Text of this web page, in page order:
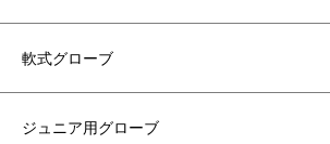
軟式グローブ
ジュニア用グローブ